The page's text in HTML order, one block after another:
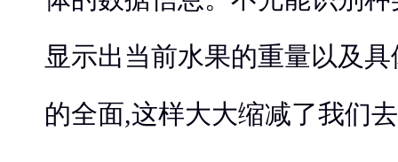
显示出当前水果的重量以及
的全面,这样大大缩减了我们